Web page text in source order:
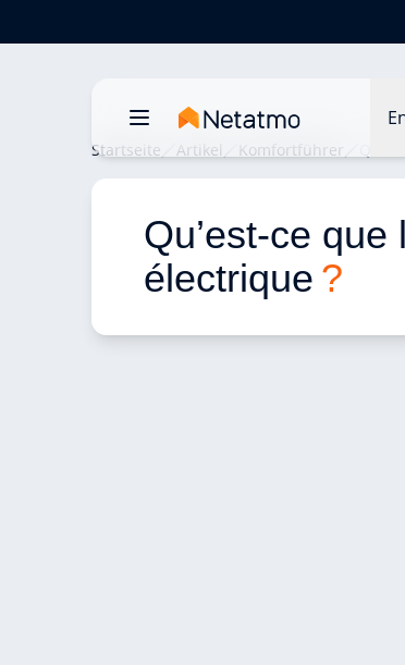
Startseite Artikel Komfortführer
Qu’est-ce que
électrique ?